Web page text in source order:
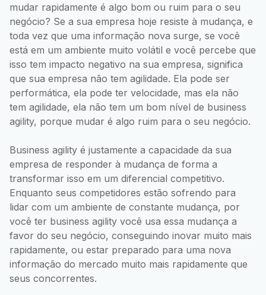
mudar rapidamente é algo bom ou ruim para o seu
negócio? Se a sua empresa hoje resiste à mudança, e
toda vez que uma informação nova surge, se você
está em um ambiente muito volátil e você percebe que
isso tem impacto negativo na sua empresa, significa
que sua empresa não tem agilidade. Ela pode ser
performática, ela pode ter velocidade, mas ela não
tem agilidade, ela não tem um bom nível de business
agility, porque mudar é algo ruim para o seu negócio.
Business agility é justamente a capacidade da sua
empresa de responder à mudança de forma a
transformar isso em um diferencial competitivo.
Enquanto seus competidores estão sofrendo para
lidar com um ambiente de constante mudança, por
você ter business agility você usa essa mudança a
favor do seu negócio, conseguindo inovar muito mais
rapidamente, ou estar preparado para uma nova
informação do mercado muito mais rapidamente que
seus concorrentes.